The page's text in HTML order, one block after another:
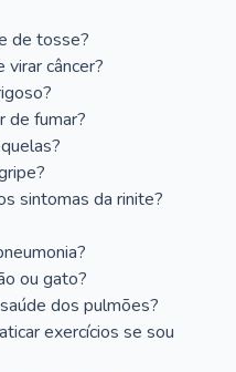
de tosse?
câncer?
de fumar?
sintomas da rinite?
ou gato?
dos pulmões?
exercícios se sou